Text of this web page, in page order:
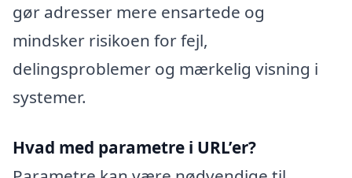
gør adresser mere ensartede og
mindsker risikoen for fejl,
delingsproblemer og mærkelig visning i
systemer.
Hvad med parametre i URL’er?